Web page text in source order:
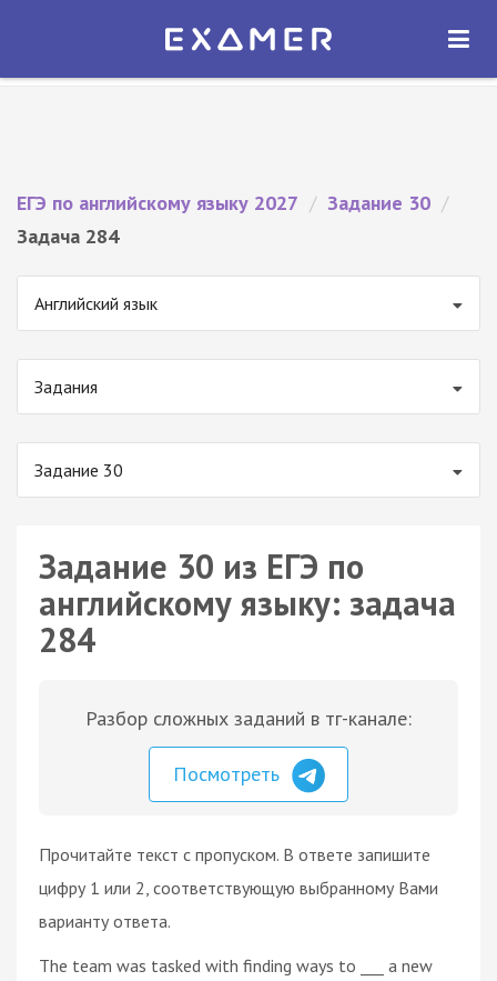
Экзамер — ЕГЭ 2027
ОТКРЫТЬ
ЕГЭ по английскому языку 2027 / Задание 30 /
Задача 284
Английский язык
Задания
Задание 30
Задание 30 из ЕГЭ по
английскому языку: задача
284
Разбор сложных заданий в тг-канале:
Посмотреть
Прочитайте текст с пропуском. В ответе запишите
цифру 1 или 2, соответствующую выбранному Вами
варианту ответа.
The team was tasked with finding ways to ___ a new